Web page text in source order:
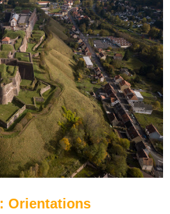
Orientations